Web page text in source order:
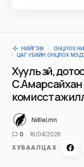
НИЙГЭМ ОНЦЛОХ
ЦАГ ҮЕИЙН ОНЦЛОХ
Хууль зүй,
С.Амарсайхан
комисст
Niitlel.mn
0
16/04/2026
ХУВААЛЦАХ